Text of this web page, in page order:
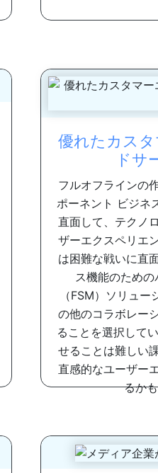
優れたカス
ドサ
フルオフラインの
ポーネント ビジネ
直面して、テクノ
ザーエクスペリエ
は困難な戦いに直
ス機能のため
（FSM）ソリュ
の他のコラボレー
ることを選択して
せることは難しい
直感的なユーザー
るか